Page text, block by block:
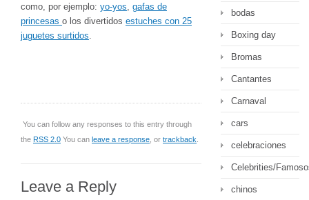
como, por ejemplo: yo-yos gafas de
princesas o los divertidos estuches con 25
juguetes surtidos
You can follow any responses to this entry through
the RSS 2.0 You can leave a response , or trackback
Leave a Reply
bodas
Boxing day
Bromas
Cantantes
Carnaval
cars
celebraciones
Celebrities/
chinos